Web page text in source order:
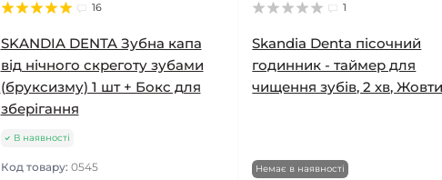
16
SKANDIA DENTA Зубна капа
від нічного скреготу зубами
(бруксизму) 1 шт + Бокс для
зберігання
В наявності
Код товару: 0545
1
Skandia Denta пісочний
годинник - таймер для
чищення зубів, 2 хв,
Немає в наявності